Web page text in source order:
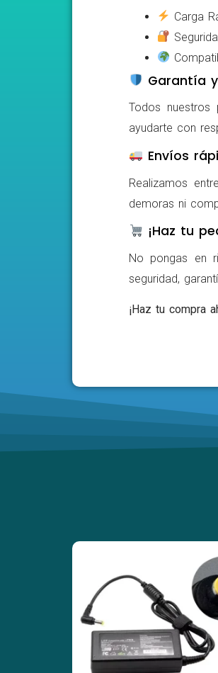
Carga
Garantía
Todos nuestros
ayudarte con
Envíos
Realizamos
demoras ni
¡Haz tu
No pongas en
seguridad,
¡Haz tu compra